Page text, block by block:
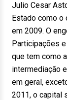
Julio Cesar
Estado como o
em 2009. O
Participações
que tem como
intermediação
em geral,
2011, o capital